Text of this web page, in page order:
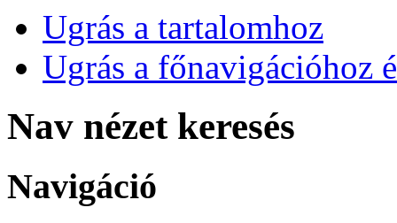
Ugrás a tartalomhoz
Ugrás a főnavigációhoz
Nav nézet keresés
Navigáció